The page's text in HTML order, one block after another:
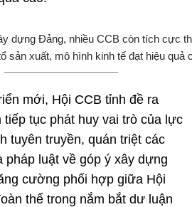
dựng Đảng, nhiều CCB còn tích cực
sản xuất, mô hình kinh tế đạt hiệu quả
mới, Hội CCB tỉnh đề ra
tiếp tục phát huy vai trò của lực
tuyên truyền, quán triệt các
pháp luật về góp ý xây dựng
cường phối hợp giữa Hội
thể trong nắm bắt dư luận